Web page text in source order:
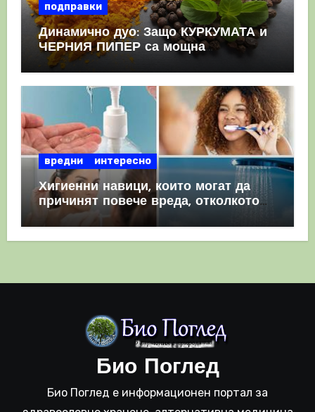
подправки
Динамично дуо: Защо КУРКУМАТА и
ЧЕРНИЯ ПИПЕР са мощна
комбинация
вредни интересно
Хигиенни навици, които могат да
причинят повече вреда, отколкото
полза
Био Поглед
Био Поглед е информационен портал за